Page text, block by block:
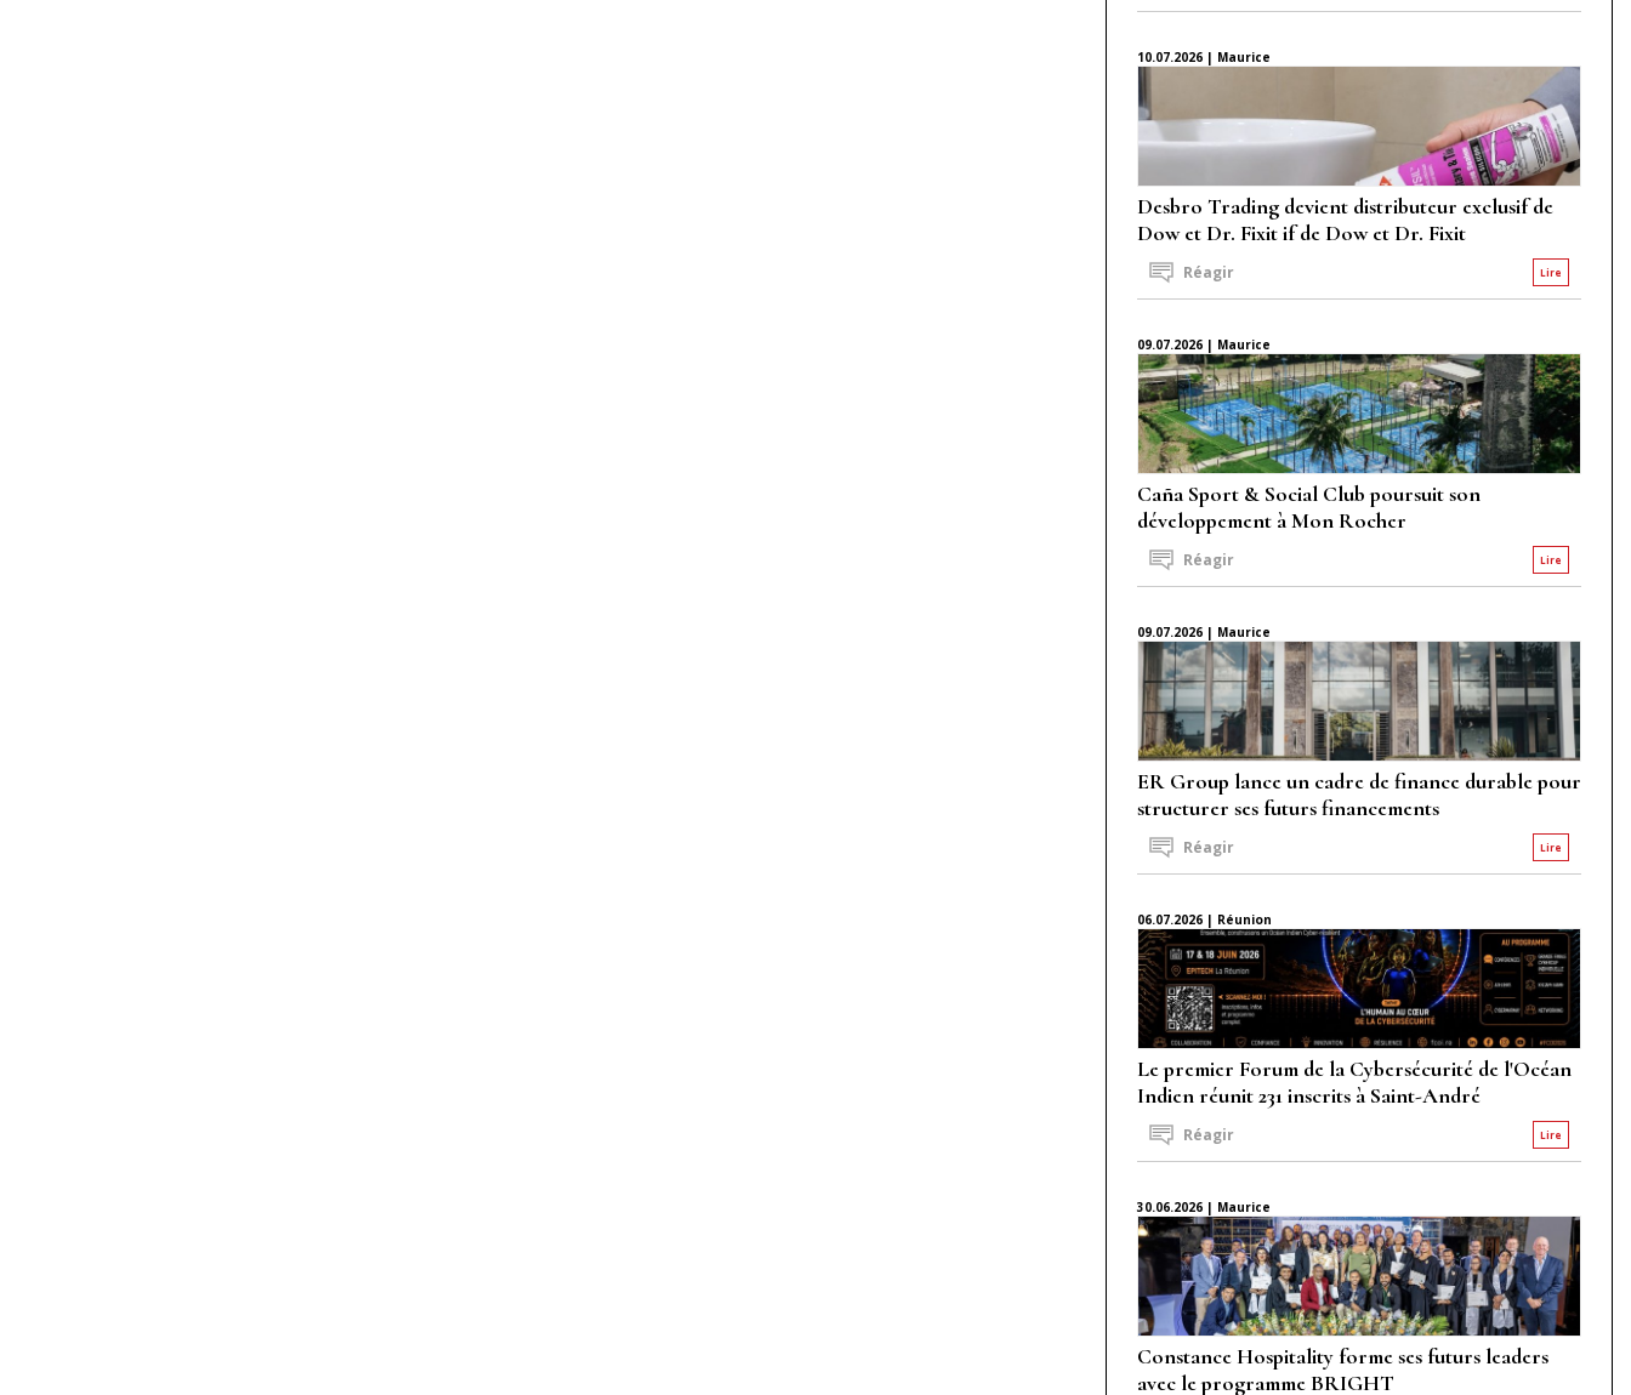
10.07.2026 | Maurice
Desbro Trading devient distributeur exclusif de
Dow et Dr. Fixit if de Dow et Dr. Fixit
Lire
Réagir
09.07.2026 | Maurice
Caña Sport & Social Club poursuit son
développement à Mon Rocher
Lire
Réagir
09.07.2026 | Maurice
ER Group lance un cadre de finance durable pour
structurer ses futurs financements
Lire
Réagir
06.07.2026 | Réunion
Le premier Forum de la Cybersécurité de l'Océan
Indien réunit 231 inscrits à Saint-André
Lire
Réagir
30.06.2026 | Maurice
Constance Hospitality forme ses futurs leaders
avec le programme BRIGHT